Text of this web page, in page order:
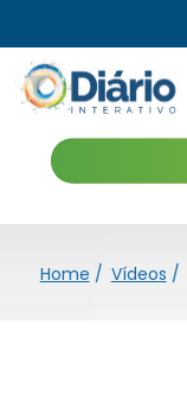
Home / Vídeos /